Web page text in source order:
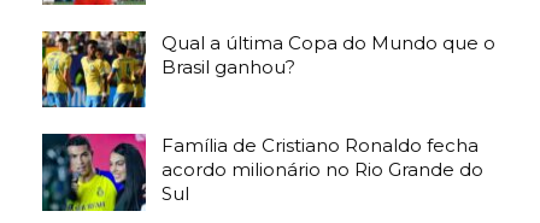
Qual a última Copa do Mundo que o
Brasil ganhou?
Família de Cristiano Ronaldo fecha
acordo milionário no Rio Grande do
Sul